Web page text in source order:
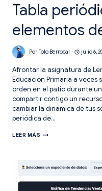
Tabla
elementos
Por Tolo Berrocal julio 6,
Afrontar la asignatura de
Educación Primaria a
orden en el patio durante
compartir contigo un
cambiar la dinámica de tus
periódica de…
LEER MÁS TABLA
LENGUA.